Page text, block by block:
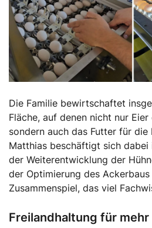
Die Familie bewirtschaftet
Fläche, auf denen nicht nur
sondern auch das Futter für die
Matthias beschäftigt sich
der Weiterentwicklung der
der Optimierung des
Zusammenspiel, das viel
Freilandhaltung für